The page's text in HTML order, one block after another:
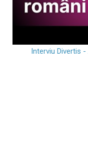
Interviu Divertis